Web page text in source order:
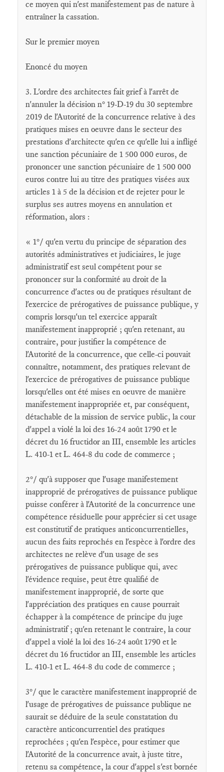
ce moyen qui n'est manifestement pas de nature à
entraîner la cassation.
Sur le premier moyen
Enoncé du moyen
3. L'ordre des architectes fait grief à l'arrêt de
n'annuler la décision n° 19-D-19 du 30 septembre
2019 de l'Autorité de la concurrence relative à des
pratiques mises en oeuvre dans le secteur des
prestations d'architecte qu'en ce qu'elle lui a infligé
une sanction pécuniaire de 1 500 000 euros, de
prononcer une sanction pécuniaire de 1 500 000
euros contre lui au titre des pratiques visées aux
articles 1 à 5 de la décision et de rejeter pour le
surplus ses autres moyens en annulation et
réformation, alors :
« 1°/ qu'en vertu du principe de séparation des
autorités administratives et judiciaires, le juge
administratif est seul compétent pour se
prononcer sur la conformité au droit de la
concurrence d'actes ou de pratiques résultant de
l'exercice de prérogatives de puissance publique, y
compris lorsqu'un tel exercice apparaît
manifestement inapproprié ; qu'en retenant, au
contraire, pour justifier la compétence de
l'Autorité de la concurrence, que celle-ci pouvait
connaître, notamment, des pratiques relevant de
l'exercice de prérogatives de puissance publique
lorsqu'elles ont été mises en oeuvre de manière
manifestement inappropriée et, par conséquent,
détachable de la mission de service public, la cour
d'appel a violé la loi des 16-24 août 1790 et le
décret du 16 fructidor an III, ensemble les articles
L. 410-1 et L. 464-8 du code de commerce ;
2°/ qu'à supposer que l'usage manifestement
inapproprié de prérogatives de puissance publique
puisse conférer à l'Autorité de la concurrence une
compétence résiduelle pour apprécier si cet usage
est constitutif de pratiques anticoncurrentielles,
aucun des faits reprochés en l'espèce à l'ordre des
architectes ne relève d'un usage de ses
prérogatives de puissance publique qui, avec
l'évidence requise, peut être qualifié de
manifestement inapproprié, de sorte que
l'appréciation des pratiques en cause pourrait
échapper à la compétence de principe du juge
administratif ; qu'en retenant le contraire, la cour
d'appel a violé la loi des 16-24 août 1790 et le
décret du 16 fructidor an III, ensemble les articles
L. 410-1 et L. 464-8 du code de commerce ;
3°/ que le caractère manifestement inapproprié de
l'usage de prérogatives de puissance publique ne
saurait se déduire de la seule constatation du
caractère anticoncurrentiel des pratiques
reprochées ; qu'en l'espèce, pour estimer que
l'Autorité de la concurrence avait, à juste titre,
retenu sa compétence, la cour d'appel s'est bornée